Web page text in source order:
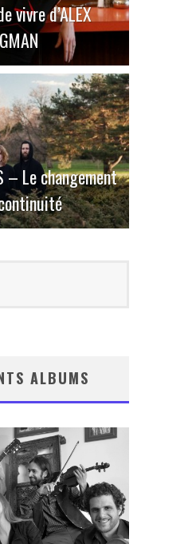
vivre d’ALEX
– Le changement
ALBUMS